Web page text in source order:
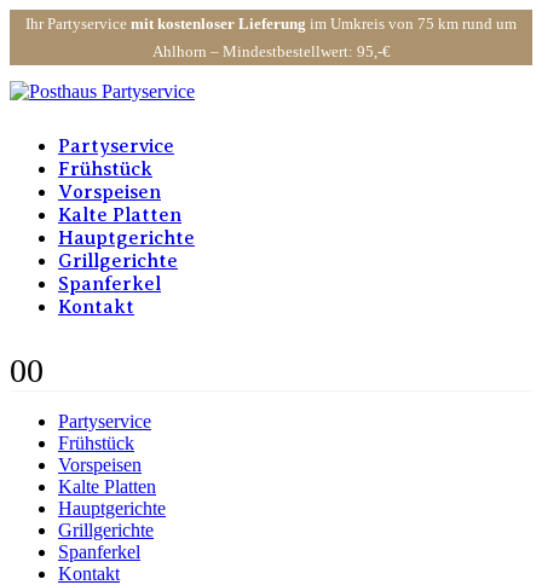
Ihr Partyservice mit kostenloser Lieferung im Umkreis von 75 km rund um
Ahlhorn – Mindestbestellwert: 95,-€
Partyservice
Frühstück
Vorspeisen
Kalte Platten
Hauptgerichte
Grillgerichte
Spanferkel
Kontakt
00
Partyservice
Frühstück
Vorspeisen
Kalte Platten
Hauptgerichte
Grillgerichte
Spanferkel
Kontakt